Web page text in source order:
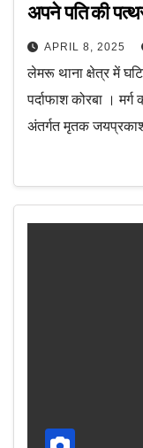
अपने पति की
APRIL 8, 2025
लेमरू थाना क्षेत्र में
पर्दाफाश कोरबा ।
अंतर्गत मृतक